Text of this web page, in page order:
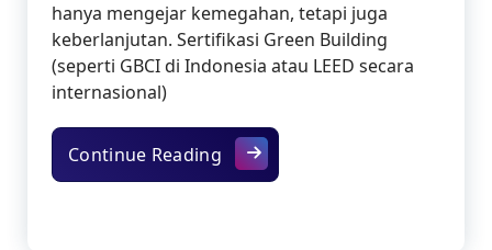
hanya mengejar kemegahan, tetapi juga
keberlanjutan. Sertifikasi Green Building
(seperti GBCI di Indonesia atau LEED secara
internasional)
Continue ReadingMembangun Masa Depan